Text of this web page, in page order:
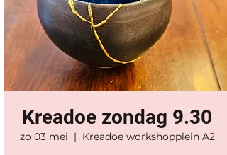
Kreadoe zondag 9.30
zo 03 mei
  |
Kreadoe workshopplein A2